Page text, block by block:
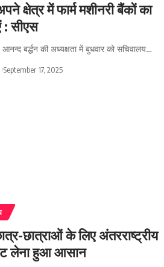
क्षेत्र में फार्म मशीनरी बैंकों का
: सीएस
बर्द्धन की अध्यक्षता में बुधवार को सचिवालय…
September 17, 2025
छात्राओं के लिए अंतरराष्ट्रीय
लेना हुआ आसान